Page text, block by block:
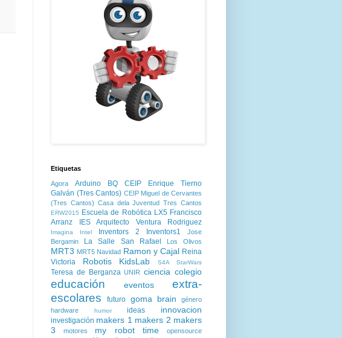
Etiquetas
Agora Arduino BQ
CEIP Enrique Tierno
Galván (Tres Cantos) CEIP Miguel de Cervantes
(Tres Cantos) Casa dela Juventud Tres Cantos
ERW2015 Escuela de Robótica LX5 Francisco
Arranz
IES Arquitecto Ventura Rodriguez
Imagina Intel Inventors 2 Inventors1
Jose
Bergamin
La Salle San Rafael Los Olivos
MRT3 MRT5 Navidad Ramon y Cajal Reina
Victoria
Robotis KidsLab S4A StarWars
Teresa de Berganza UNIR ciencia colegio
educación eventos
extra-
escolares
futuro goma brain
género
hardware
humor ideas innovacion
investigación makers 1 makers 2 makers
3
motores my robot time opensource